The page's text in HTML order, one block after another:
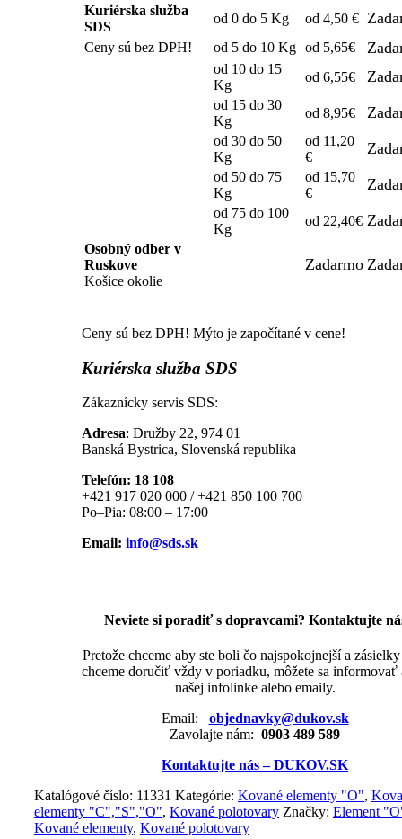
Kuriérska služba
SDS
od 0 do 5 Kg od 4,50 €
Ceny sú bez DPH! od 5 do 10 Kg od 5,65€
od 10 do 15
Kg
od 6,55€
od 15 do 30
Kg
od 8,95€
od 30 do 50
Kg
od 11,20
€
od 50 do 75
Kg
od 15,70
€
od 75 do 100
Kg
od 22,40€
Osobný odber v
Ruskove
Košice okolie
Zadarmo
Ceny sú bez DPH! Mýto je započítané v cene!
Kuriérska služba SDS
Zákaznícky servis SDS:
Adresa: Družby 22, 974 01
Banská Bystrica, Slovenská republika
Telefón: 18 108
+421 917 020 000 / +421 850 100 700
Po–Pia: 08:00 – 17:00
Email: info@sds.sk
Neviete si poradiť s dopravcami? Kontaktujte
Pretože chceme aby ste boli čo najspokojnejší a
chceme doručiť vždy v poriadku, môžete sa informovať
našej infolinke alebo emaily.
Email: objednavky@dukov.sk
Zavolajte nám: 0903 489 589
Kontaktujte nás – DUKOV.SK
Katalógové číslo: 11331 Kategórie: Kované elementy "O",
elementy "C","S","O", Kované polotovary Značky: Element
Kované elementy, Kované polotovary